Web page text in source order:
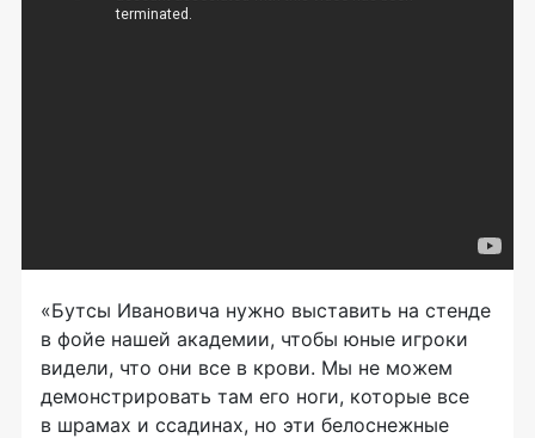
«Бутсы Ивановича нужно выставить на стенде
в фойе нашей академии, чтобы юные игроки
видели, что они все в крови. Мы не можем
демонстрировать там его ноги, которые все
в шрамах и ссадинах, но эти белоснежные